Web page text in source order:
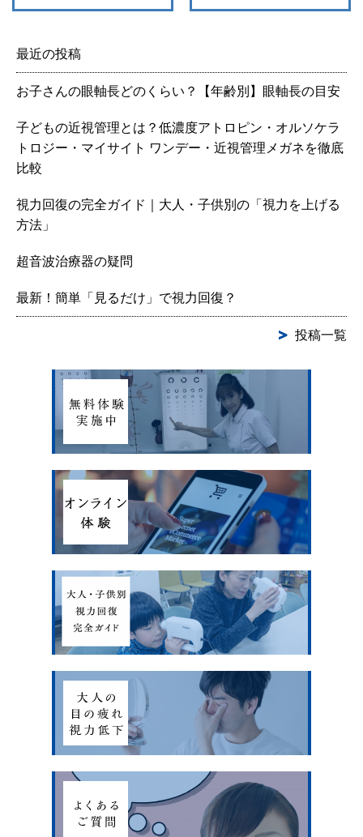
最近の投稿
お子さんの眼軸長どのくらい？【年齢別】眼軸長の目安
子どもの近視管理とは？低濃度アトロピン・オルソケラ
トロジー・マイサイト ワンデー・近視管理メガネを徹底
比較
視力回復の完全ガイド｜大人・子供別の「視力を上げる
方法」
超音波治療器の疑問
最新！簡単「見るだけ」で視力回復？
投稿一覧